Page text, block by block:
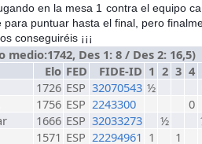
en la mesa 1 contra el equipo
puntuar hasta el final, pero
conseguiréis ¡¡¡
medio:1742, Des 1: 8 / Des 2: 16,5)
Elo FED FIDE-ID 1 2 3 4
1726 ESP 32070543 ½
1756 ESP 2243300 0
1666 ESP 32033273 ½
1571 ESP 22294961 1 1